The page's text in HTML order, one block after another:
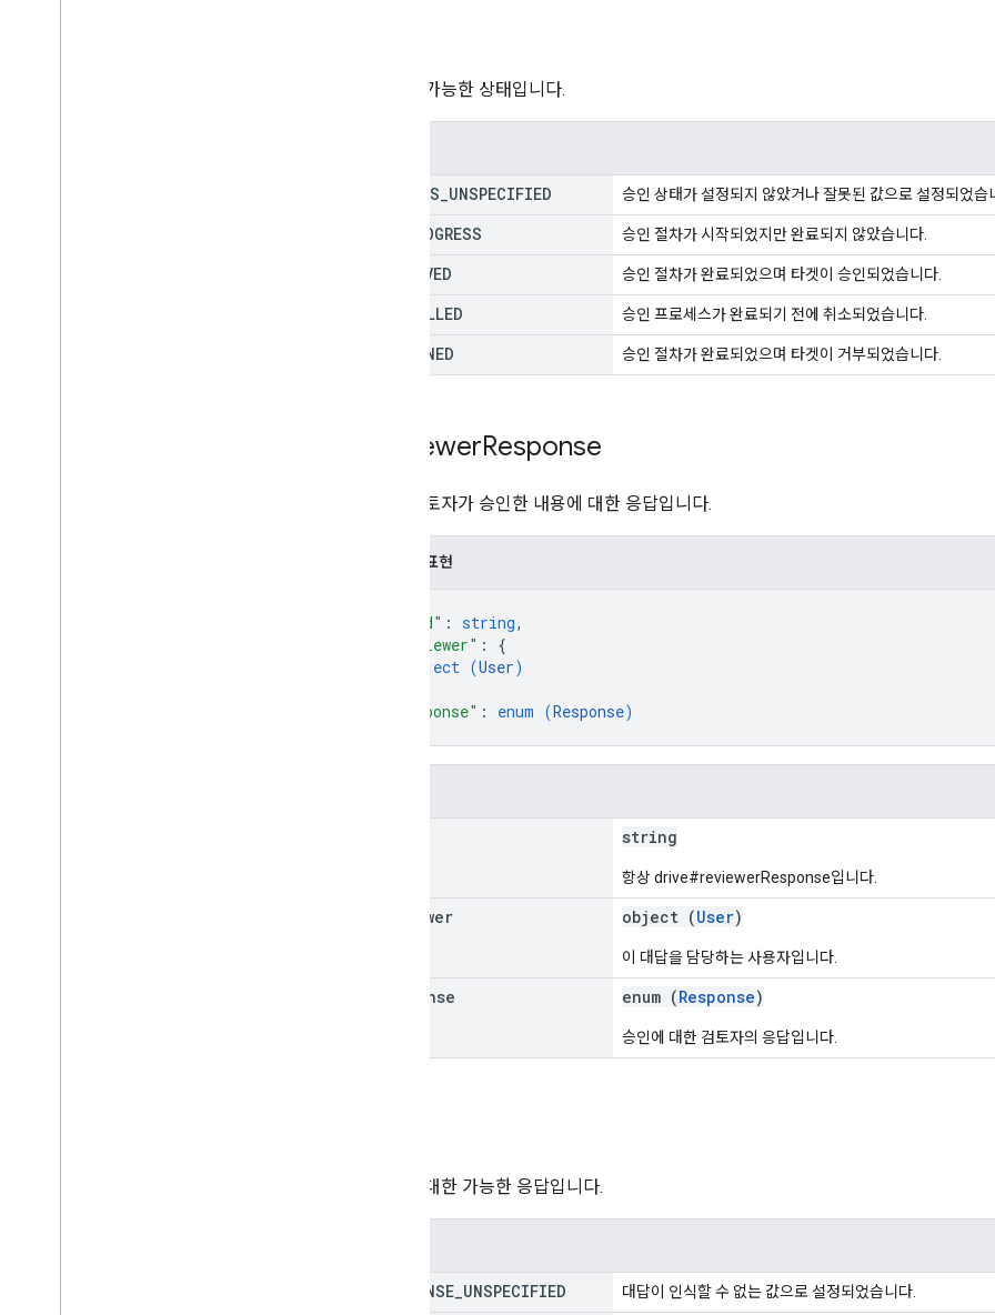
승인의 가능한 상태입니다.
STATUS UNSPECIFIED 승인 상태가 설정되지 않았거나 잘못된 값으로 설정되었습
PROGRESS 승인 절차가 시작되었지만 완료되지 않았습니다.
APPROVED 승인 절차가 완료되었으며 타겟이 승인되었습니다.
CANCELLED 승인 프로세스가 완료되기 전에 취소되었습니다.
DECLINED 승인 절차가 완료되었으며 타겟이 거부되었습니다.
ReviewerResponse
특정 검토자가 승인한 내용에 대한 응답입니다.
JSON 표현
"kind" : string,
"reviewer" : {
object (User)
"response" : enum (Response)
string
항상 drive#reviewerResponse입니다.
reviewer object (User)
이 대답을 담당하는 사용자입니다.
response enum (Response)
승인에 대한 검토자의 응답입니다.
승인에 대한 가능한 응답입니다.
RESPONSE UNSPECIFIED 대답이 인식할 수 없는 값으로 설정되었습니다.